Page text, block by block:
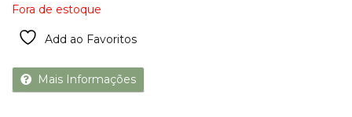
Fora de estoque
Add ao Favoritos
Mais Informações